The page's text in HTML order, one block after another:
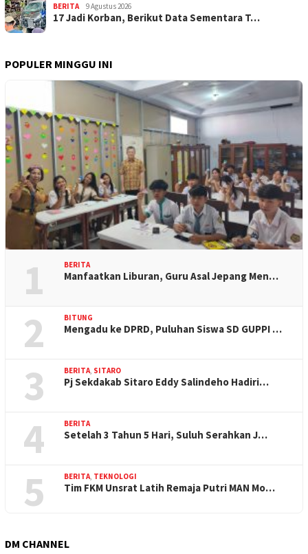
BERITA 9 Agustus 2026
17 Jadi Korban, Berikut Data Sementara T…
POPULER MINGGU INI
1 BERITA
Manfaatkan Liburan, Guru Asal Jepang Men…
2 BITUNG
Mengadu ke DPRD, Puluhan Siswa SD GUPPI …
3 BERITA, SITARO
Pj Sekdakab Sitaro Eddy Salindeho Hadiri…
4 BERITA
Setelah 3 Tahun 5 Hari, Suluh Serahkan J…
5 BERITA, TEKNOLOGI
Tim FKM Unsrat Latih Remaja Putri MAN Mo…
DM CHANNEL